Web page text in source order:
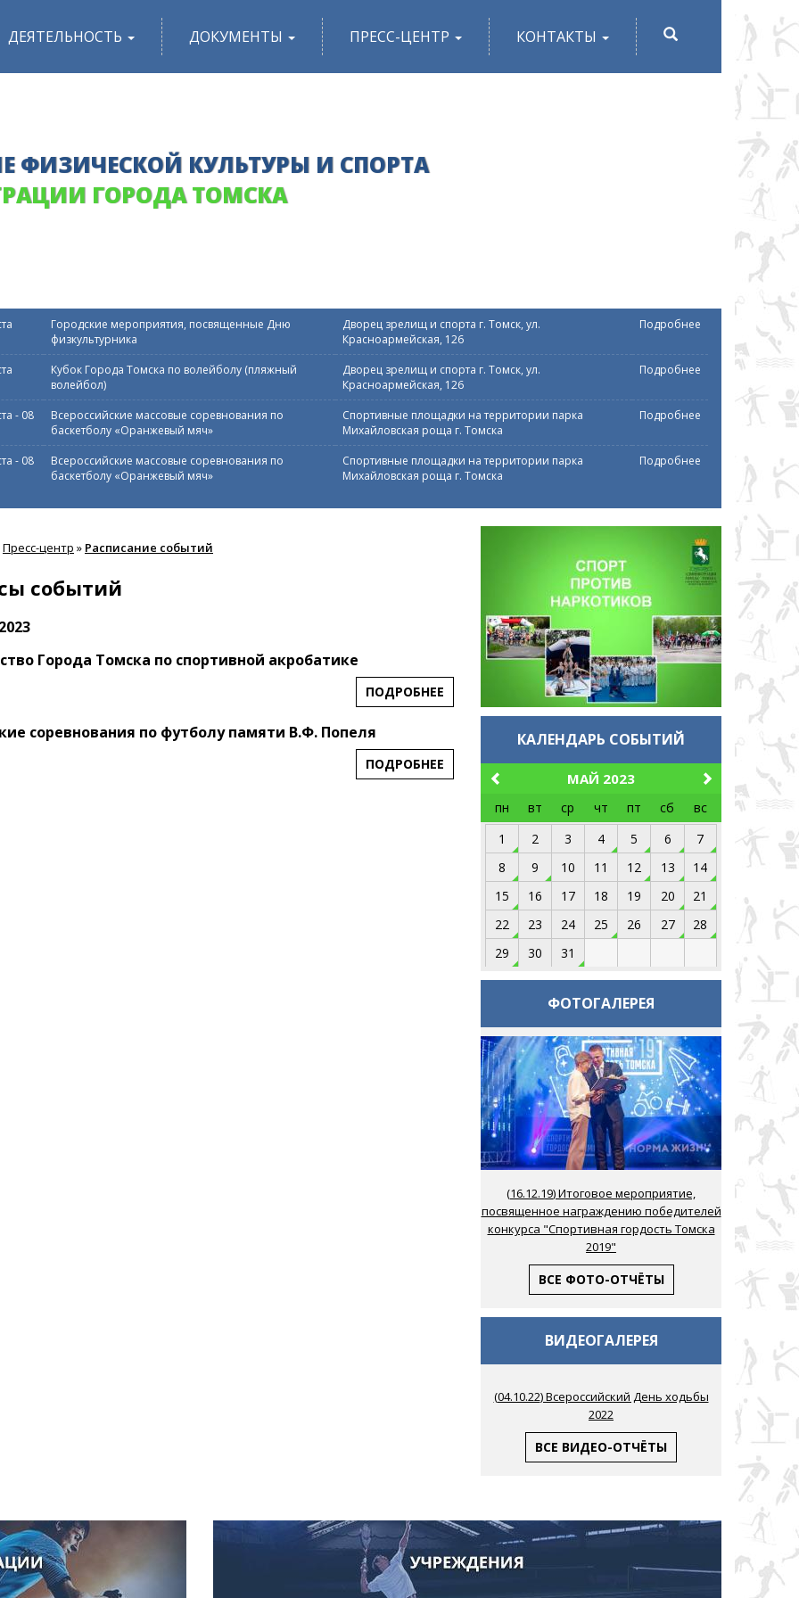
ДЕЯТЕЛЬНОСТЬ ДОКУМЕНТЫ ПРЕСС-ЦЕНТР КОНТАКТЫ
ФИЗИЧЕСКОЙ КУЛЬТУРЫ И СПОРТА
ГОРОДА ТОМСКА
Городские мероприятия, посвященные Дню
физкультурника
Дворец зрелищ и спорта г. Томск, ул.
Красноармейская, 126
Подробнее
Кубок Города Томска по волейболу (пляжный
волейбол)
Дворец зрелищ и спорта г. Томск, ул.
Красноармейская, 126
Подробнее
- 08
Всероссийские массовые соревнования по
баскетболу «Оранжевый мяч»
Спортивные площадки на территории парка
Михайловская роща г. Томска
Подробнее
- 08
Всероссийские массовые соревнования по
баскетболу «Оранжевый мяч»
Спортивные площадки на территории парка
Михайловская роща г. Томска
Подробнее
Пресс-центр » Расписание событий
событий
Города Томска по спортивной акробатике
ПОДРОБНЕЕ
соревнования по футболу памяти В.Ф. Попеля
ПОДРОБНЕЕ
КАЛЕНДАРЬ СОБЫТИЙ
пн вт ср чт пт сб
вс
1
2 3 4 5 6
7
8
9 10 11 12 13
14
15
16 17 18 19 20
21
22
23 24 25 26 27
28
29
30 31
МАЙ 2023
ФОТОГАЛЕРЕЯ
(16.12.19) Итоговое мероприятие,
посвященное награждению победителей
конкурса "Спортивная гордость Томска
2019"
ВСЕ ФОТО-ОТЧЁТЫ
ВИДЕОГАЛЕРЕЯ
(04.10.22) Всероссийский День ходьбы
2022
ВСЕ ВИДЕО-ОТЧЁТЫ